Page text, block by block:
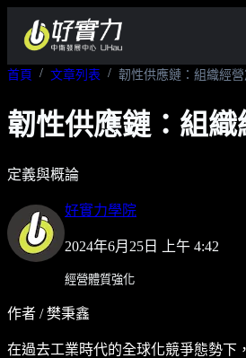
首頁 文章列表 韌性供應鏈：組織經營
韌性供應鏈：組織
定義與概論
好實力學院
2024年6月25日 上午 4:42
經營體質強化
作者 / 樊秉鑫
在過去工業時代的全球化競爭態勢下